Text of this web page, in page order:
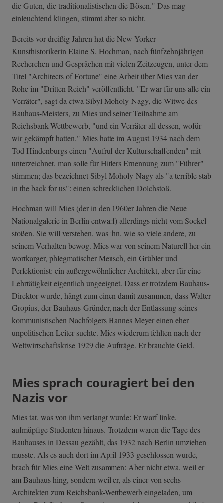
die Guten, die traditionalistischen die Bösen." Das mag
einleuchtend klingen, stimmt aber so nicht.
Bereits vor dreißig Jahren hat die New Yorker
Kunsthistorikerin Elaine S. Hochman, nach fünfzehnjährigen
Recherchen und Gesprächen mit vielen Zeitzeugen, unter dem
Titel "Architects of Fortune" eine Arbeit über Mies van der
Rohe im "Dritten Reich" veröffentlicht. "Er war für uns alle ein
Verräter", sagt da etwa Sibyl Moholy-Nagy, die Witwe des
Bauhaus-Meisters, zu Mies und seiner Teilnahme am
Reichsbank-Wettbewerb, "und ein Verräter all dessen, wofür
wir gekämpft hatten." Mies hatte im August 1934 nach dem
Tod Hindenburgs einen "Aufruf der Kulturschaffenden" mit
unterzeichnet, man solle für Hitlers Ernennung zum "Führer"
stimmen; das bezeichnet Sibyl Moholy-Nagy als "a terrible stab
in the back for us": einen schrecklichen Dolchstoß.
Hochman will Mies (der in den 1960er Jahren die Neue
Nationalgalerie in Berlin entwarf) allerdings nicht vom Sockel
stoßen. Sie will verstehen, was ihn, wie so viele andere, zu
seinem Verhalten bewog. Mies war von seinem Naturell her ein
wortkarger, phlegmatischer Mensch, ein Grübler und
Perfektionist: ein außergewöhnlicher Architekt, aber für eine
Lehrtätigkeit eigentlich ungeeignet. Dass er trotzdem Bauhaus-
Direktor wurde, hängt zum einen damit zusammen, dass Walter
Gropius, der Bauhaus-Gründer, nach der Entlassung seines
kommunistischen Nachfolgers Hannes Meyer einen eher
unpolitischen Leiter suchte. Mies wiederum fehlten nach der
Weltwirtschaftskrise 1929 die Aufträge. Er brauchte Geld.
Mies sprach couragiert bei den
Nazis vor
Mies tat, was von ihm verlangt wurde: Er warf linke,
aufmüpfige Studenten hinaus. Trotzdem waren die Tage des
Bauhauses in Dessau gezählt, das 1932 nach Berlin umziehen
musste. Als es auch dort im April 1933 geschlossen wurde,
brach für Mies eine Welt zusammen: Aber nicht etwa, weil er
am Bauhaus hing, sondern weil er, als einer von sechs
Architekten zum Reichsbank-Wettbewerb eingeladen, um